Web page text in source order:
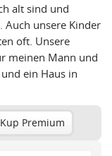
alt sind und
Auch unsere Kinder
oft. Unsere
meinen Mann und
ein Haus in
Kup Premium